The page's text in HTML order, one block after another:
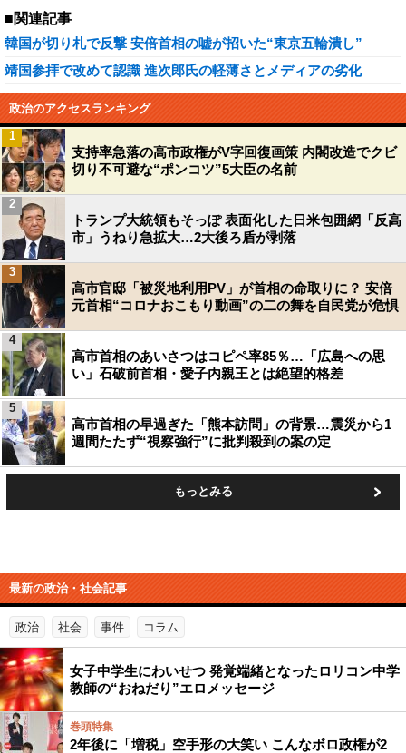
■関連記事
韓国が切り札で反撃 安倍首相の嘘が招いた“東京五輪潰し”
靖国参拝で改めて認識 進次郎氏の軽薄さとメディアの劣化
政治のアクセスランキング
支持率急落の高市政権がV字回復画策 内閣改造でクビ
切り不可避な“ポンコツ”5大臣の名前
1
トランプ大統領もそっぽ 表面化した日米包囲網「反高
市」うねり急拡大…2大後ろ盾が剥落
2
高市官邸「被災地利用PV」が首相の命取りに？ 安倍
元首相“コロナおこもり動画”の二の舞を自民党が危惧
3
高市首相のあいさつはコピペ率85％…「広島への思
い」石破前首相・愛子内親王とは絶望的格差
4
高市首相の早過ぎた「熊本訪問」の背景…震災から1
週間たたず“視察強行”に批判殺到の案の定
5
もっとみる
最新の政治・社会記事
政治 社会 事件 コラム
女子中学生にわいせつ 発覚端緒となったロリコン中学
教師の“おねだり”エロメッセージ
巻頭特集
2年後に「増税」空手形の大笑い こんなボロ政権が2